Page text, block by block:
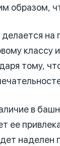
образом,
на
классу
тому,
в
ее